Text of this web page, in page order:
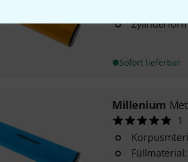
Sofort lieferbar
Millenium
1